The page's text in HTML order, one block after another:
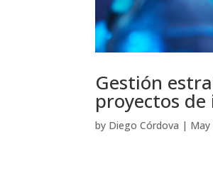
Gestión
proyectos de
by Diego Córdova | May